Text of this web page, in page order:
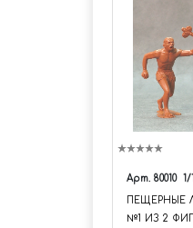
Арт. 80010 1/
ПЕЩЕРНЫЕ
№1 ИЗ 2